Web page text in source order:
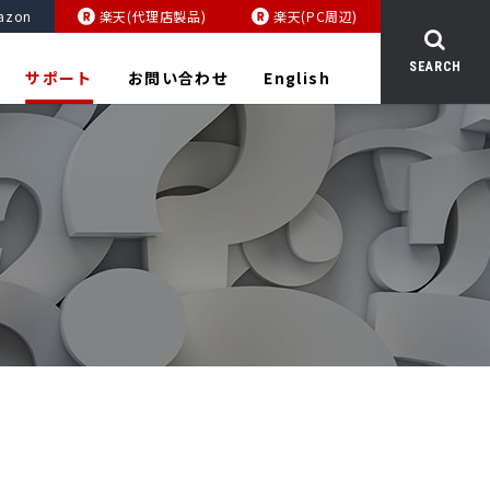
楽天(代理店製品) 楽天(PC周辺)
サポート お問い合わせ English SEARCH